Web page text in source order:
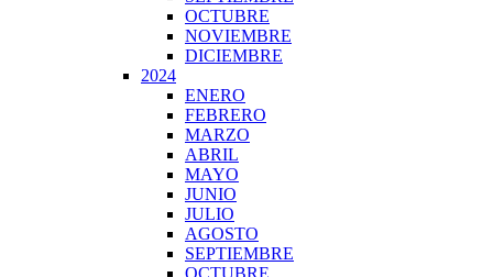
OCTUBRE
NOVIEMBRE
DICIEMBRE
2024
ENERO
FEBRERO
MARZO
ABRIL
MAYO
JUNIO
JULIO
AGOSTO
SEPTIEMBRE
OCTUBRE